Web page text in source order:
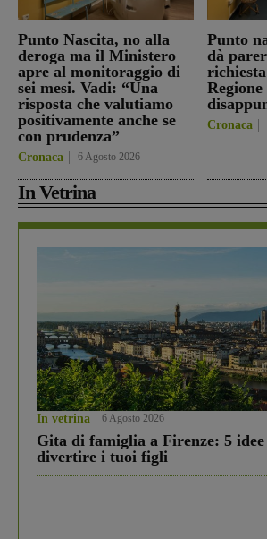
Punto Nascita, no alla
deroga ma il Ministero
apre al monitoraggio di
sei mesi. Vadi: “Una
risposta che valutiamo
positivamente anche se
con prudenza”
Cronaca 6 Agosto 2026
Punto
dà
Cronaca
In Vetrina
In vetrina 6 Agosto 2026
Gita di famiglia a Firenze: 5
divertire i tuoi figli